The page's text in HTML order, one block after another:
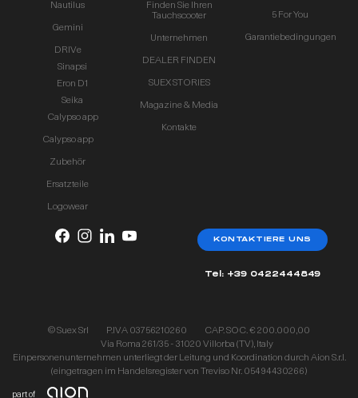
Nautilus
Gemini
DRIVe
Sinapsi
Eron D1
Seika
Calypso app
Calypso app
Zubehör
Ersatzteile
Logowear
Finden Sie Ihren
Tauchscooter
Unternehmen
DEALER FINDEN
SUEX STORIES
Magazine & Media
Kontakte
5 For You
Garantiebedingungen
KONTAKTIERE UNS
Tel: +39 0422444849
© Suex Srl P.IVA 03756210260
CAP. SOC. € 200.000,00
Via Roma 261/35 - 31020 Villorba (TV), Italy
Einpersonenunternehmen unterliegt der Leitung und Koordination durch Aion S.r.l.
(eingetragen im Handelsregister von Treviso Nr. 05494430266)
part of